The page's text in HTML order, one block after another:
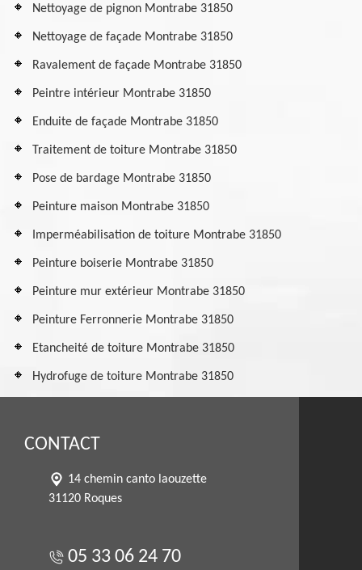
Nettoyage de pignon Montrabe 31850
Nettoyage de façade Montrabe 31850
Ravalement de façade Montrabe 31850
Peintre intérieur Montrabe 31850
Enduite de façade Montrabe 31850
Traitement de toiture Montrabe 31850
Pose de bardage Montrabe 31850
Peinture maison Montrabe 31850
Imperméabilisation de toiture Montrabe 31850
Peinture boiserie Montrabe 31850
Peinture mur extérieur Montrabe 31850
Peinture Ferronnerie Montrabe 31850
Etancheité de toiture Montrabe 31850
Hydrofuge de toiture Montrabe 31850
CONTACT
14 chemin canto laouzette
31120 Roques
05 33 06 24 70